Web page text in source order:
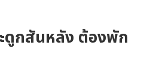
ดูกสันหลัง ต้องพัก